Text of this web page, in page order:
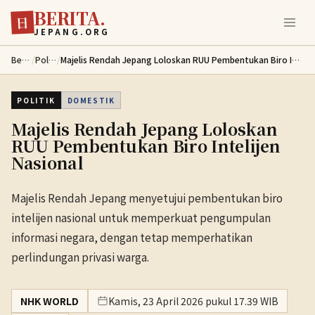
Lewati ke konten utama
日 BERITA.
JEPANG.ORG
Berita / Politik/ Majelis Rendah Jepang Loloskan RUU Pembentukan Biro Intelijen Nasional
POLITIK DOMESTIK
Majelis Rendah Jepang Loloskan
RUU Pembentukan Biro Intelijen
Nasional
Majelis Rendah Jepang menyetujui pembentukan biro
intelijen nasional untuk memperkuat pengumpulan
informasi negara, dengan tetap memperhatikan
perlindungan privasi warga.
NHK WORLD
Kamis, 23 April 2026 pukul 17.39 WIB